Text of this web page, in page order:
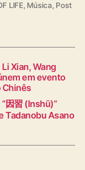
LIFE, Música, Post
Xian, Wang
em evento
Chinês
因習 (Inshū)”
Tadanobu Asano